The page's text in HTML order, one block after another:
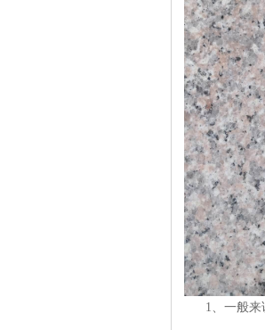
1、一般来讲